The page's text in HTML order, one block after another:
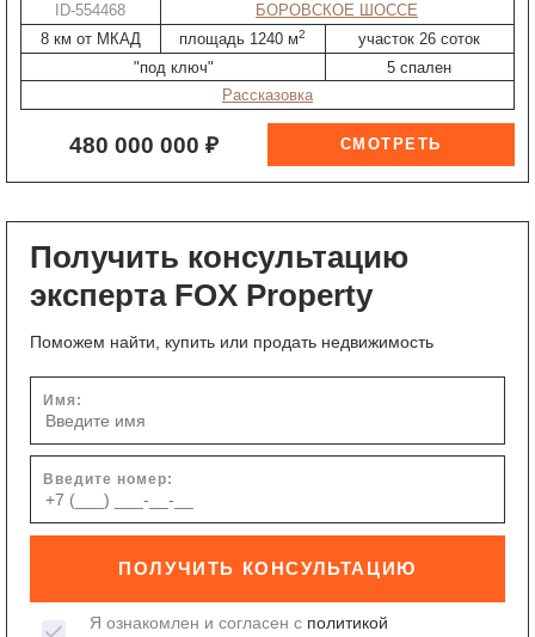
ID-554468
БОРОВСКОЕ ШОССЕ
8 км от МКАД
площадь 1240 м2
участок 26 соток
"под ключ"
5 спален
Рассказовка
480 000 000 ₽
Получить консультацию
эксперта FOX Property
Поможем найти, купить или продать недвижимость
Имя:
Введите номер:
ПОЛУЧИТЬ КОНСУЛЬТАЦИЮ
Я ознакомлен и согласен с политикой